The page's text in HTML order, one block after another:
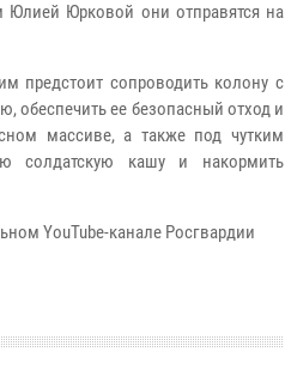
Юрковой они отправятся на
предстоит сопроводить колону с
обеспечить ее безопасный отход и
массиве, а также под чутким
солдатскую кашу и накормить
YouTube-канале Росгвардии